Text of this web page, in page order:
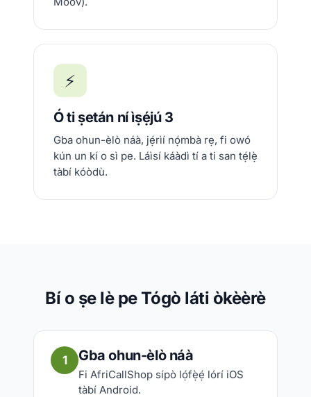
⚡
Ó ti ṣetán ní ìṣẹ́jú 3
Gba ohun-èlò náà, jẹ́rìí nọ́mbà rẹ, fi owó
kún un kí o sì pe. Láìsí káàdì tí a ti san tẹ́lẹ̀
tàbí kóòdù.
Bí o ṣe lè pe Tógò láti òkèèrè
1 Gba ohun-èlò náà
Fi AfriCallShop sípò lọ́fẹ̀ẹ́ lórí iOS
tàbí Android.